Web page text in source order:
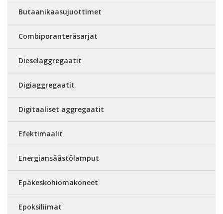
Butaanikaasujuottimet
Combiporanteräsarjat
Dieselaggregaatit
Digiaggregaatit
Digitaaliset aggregaatit
Efektimaalit
Energiansäästölamput
Epäkeskohiomakoneet
Epoksiliimat